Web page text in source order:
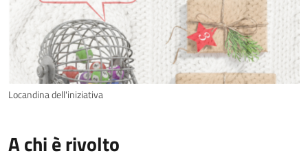
Locandina dell'iniziativa
A chi è rivolto